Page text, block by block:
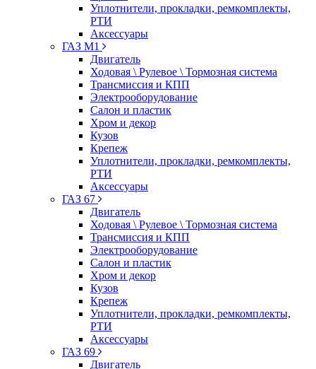
Уплотнители, прокладки, ремкомплекты,
РТИ
Аксессуары
ГАЗ М1
Двигатель
Ходовая \ Рулевое \ Тормозная система
Трансмиссия и КПП
Электрооборудование
Салон и пластик
Хром и декор
Кузов
Крепеж
Уплотнители, прокладки, ремкомплекты,
РТИ
Аксессуары
ГАЗ 67
Двигатель
Ходовая \ Рулевое \ Тормозная система
Трансмиссия и КПП
Электрооборудование
Салон и пластик
Хром и декор
Кузов
Крепеж
Уплотнители, прокладки, ремкомплекты,
РТИ
Аксессуары
ГАЗ 69
Двигатель